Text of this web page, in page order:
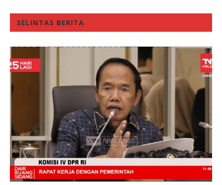
SELINTAS BERITA